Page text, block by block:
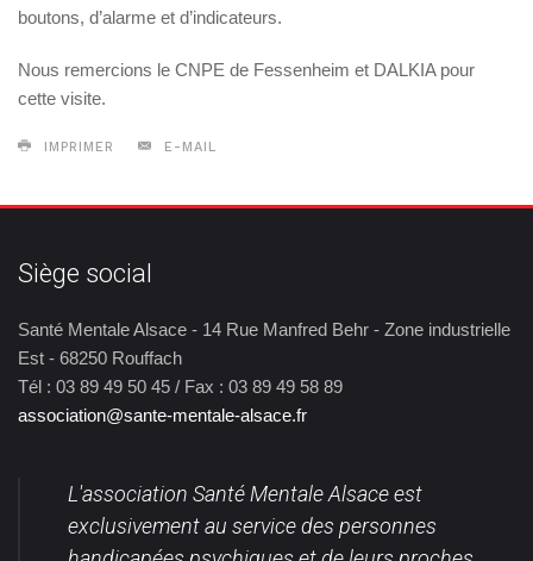
boutons, d’alarme et d’indicateurs.
Nous remercions le CNPE de Fessenheim et DALKIA pour
cette visite.
IMPRIMER E-MAIL
Siège social
Santé Mentale Alsace - 14 Rue Manfred Behr - Zone industrielle
Est - 68250 Rouffach
Tél : 03 89 49 50 45 / Fax : 03 89 49 58 89
association@sante-mentale-alsace.fr
L'association Santé Mentale Alsace est
exclusivement au service des personnes